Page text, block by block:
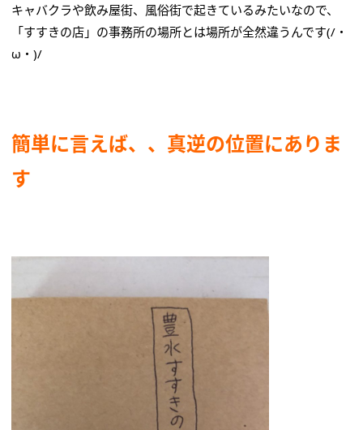
キャバクラや飲み屋街、風俗街で起きているみたいなので、
「すすきの店」の事務所の場所とは場所が全然違うんです(/・
ω・)/
簡単に言えば、、真逆の位置にありま
す